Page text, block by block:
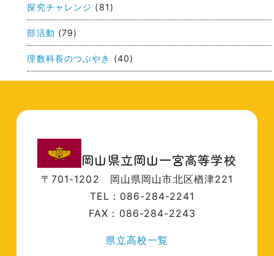
探究チャレンジ (81)
部活動 (79)
理数科長のつぶやき (40)
岡山県立岡山一宮高等学校
〒701-1202 岡山県岡山市北区楢津221
TEL：086-284-2241
FAX：086-284-2243
県立高校一覧